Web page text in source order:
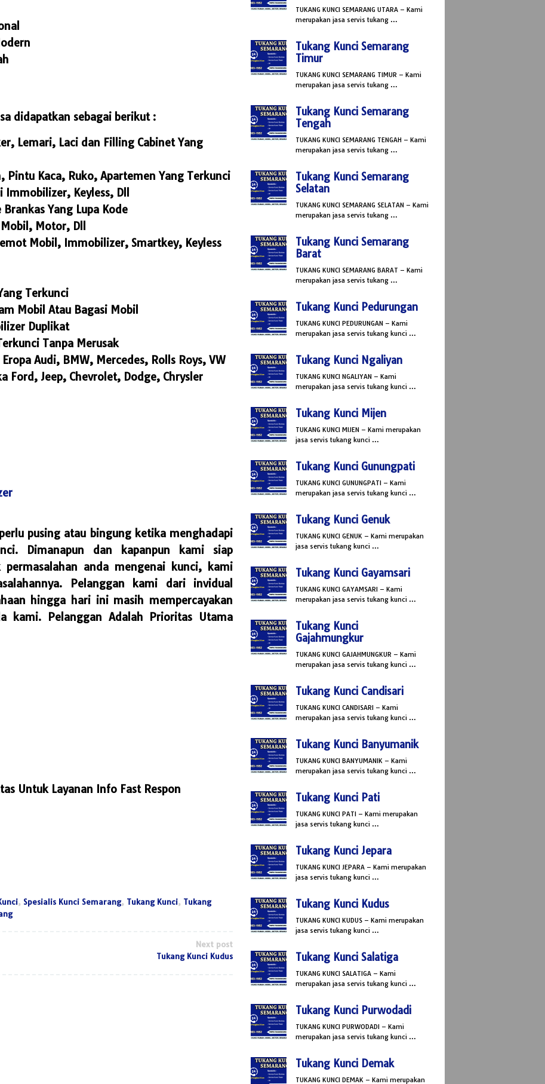
didapatkan sebagai berikut :
Lemari, Laci dan Filling Cabinet Yang
Pintu Kaca, Ruko, Apartemen Yang Terkunci
Immobilizer, Keyless, Dll
Yang Lupa Kode
Motor, Dll
Mobil, Immobilizer, Smartkey, Keyless
Terkunci
Mobil Atau Bagasi Mobil
Duplikat
Tanpa Merusak
Audi, BMW, Mercedes, Rolls Roys, VW
Ford, Jeep, Chevrolet, Dodge, Chrysler
pusing atau bingung ketika menghadapi
Dimanapun dan kapanpun kami siap
permasalahan anda mengenai kunci, kami
Pelanggan kami dari invidual
hingga hari ini masih mempercayakan
kami. Pelanggan Adalah Prioritas Utama
Untuk Layanan Info Fast Respon
, Spesialis Kunci Semarang, Tukang Kunci, Tukang
Next post
Tukang Kunci Kudus
TUKANG KUNCI SEMARANG UTARA – Kami
merupakan jasa servis tukang …
Tukang Kunci Semarang
Timur
TUKANG KUNCI SEMARANG TIMUR – Kami
merupakan jasa servis tukang …
Tukang Kunci Semarang
Tengah
TUKANG KUNCI SEMARANG TENGAH – Kami
merupakan jasa servis tukang …
Tukang Kunci Semarang
Selatan
TUKANG KUNCI SEMARANG SELATAN – Kami
merupakan jasa servis tukang …
Tukang Kunci Semarang
Barat
TUKANG KUNCI SEMARANG BARAT – Kami
merupakan jasa servis tukang …
Tukang Kunci Pedurungan
TUKANG KUNCI PEDURUNGAN – Kami
merupakan jasa servis tukang kunci …
Tukang Kunci Ngaliyan
TUKANG KUNCI NGALIYAN – Kami
merupakan jasa servis tukang kunci …
Tukang Kunci Mijen
TUKANG KUNCI MIJEN – Kami merupakan
jasa servis tukang kunci …
Tukang Kunci Gunungpati
TUKANG KUNCI GUNUNGPATI – Kami
merupakan jasa servis tukang kunci …
Tukang Kunci Genuk
TUKANG KUNCI GENUK – Kami merupakan
jasa servis tukang kunci …
Tukang Kunci Gayamsari
TUKANG KUNCI GAYAMSARI – Kami
merupakan jasa servis tukang kunci …
Tukang Kunci
Gajahmungkur
TUKANG KUNCI GAJAHMUNGKUR – Kami
merupakan jasa servis tukang kunci …
Tukang Kunci Candisari
TUKANG KUNCI CANDISARI – Kami
merupakan jasa servis tukang kunci …
Tukang Kunci Banyumanik
TUKANG KUNCI BANYUMANIK – Kami
merupakan jasa servis tukang kunci …
Tukang Kunci Pati
TUKANG KUNCI PATI – Kami merupakan
jasa servis tukang kunci …
Tukang Kunci Jepara
TUKANG KUNCI JEPARA – Kami merupakan
jasa servis tukang kunci …
Tukang Kunci Kudus
TUKANG KUNCI KUDUS – Kami merupakan
jasa servis tukang kunci …
Tukang Kunci Salatiga
TUKANG KUNCI SALATIGA – Kami
merupakan jasa servis tukang kunci …
Tukang Kunci Purwodadi
TUKANG KUNCI PURWODADI – Kami
merupakan jasa servis tukang kunci …
Tukang Kunci Demak
TUKANG KUNCI DEMAK – Kami merupakan